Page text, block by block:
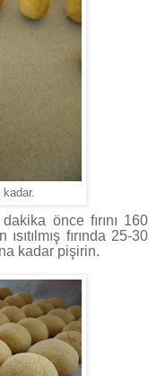
önce fırını 160
fırında 25-30
kadar pişirin.